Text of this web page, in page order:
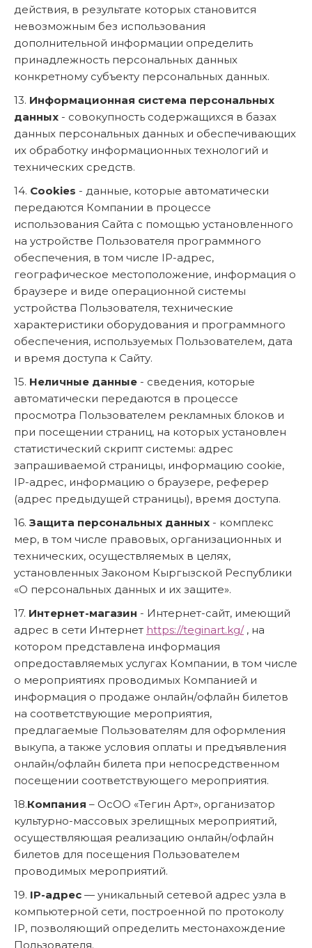
действия, в результате которых становится
невозможным без использования
дополнительной информации определить
принадлежность персональных данных
конкретному субъекту персональных данных.
13. Информационная система персональных
данных - совокупность содержащихся в базах
данных персональных данных и обеспечивающих
их обработку информационных технологий и
технических средств.
14. Cookies - данные, которые автоматически
передаются Компании в процессе
использования Сайта с помощью установленного
на устройстве Пользователя программного
обеспечения, в том числе IP-адрес,
географическое местоположение, информация о
браузере и виде операционной системы
устройства Пользователя, технические
характеристики оборудования и программного
обеспечения, используемых Пользователем, дата
и время доступа к Сайту.
15. Неличные данные - сведения, которые
автоматически передаются в процессе
просмотра Пользователем рекламных блоков и
при посещении страниц, на которых установлен
статистический скрипт системы: адрес
запрашиваемой страницы, информацию cookie,
IP-адрес, информацию о браузере, реферер
(адрес предыдущей страницы), время доступа.
16. Защита персональных данных - комплекс
мер, в том числе правовых, организационных и
технических, осуществляемых в целях,
установленных Законом Кыргызской Республики
«О персональных данных и их защите».
17. Интернет-магазин - Интернет-сайт, имеющий
адрес в сети Интернет https://teginart.kg/, на
котором представлена информация
опредоставляемых услугах Компании, в том числе
о мероприятиях проводимых Компанией и
информация о продаже онлайн/офлайн билетов
на соответствующие мероприятия,
предлагаемые Пользователям для оформления
выкупа, а также условия оплаты и предъявления
онлайн/офлайн билета при непосредственном
посещении соответствующего мероприятия.
18.Компания – ОсОО «Тегин Арт», организатор
культурно-массовых зрелищных мероприятий,
осуществляющая реализацию онлайн/офлайн
билетов для посещения Пользователем
проводимых мероприятий.
19. IP-адрес — уникальный сетевой адрес узла в
компьютерной сети, построенной по протоколу
IP, позволяющий определить местонахождение
Пользователя.